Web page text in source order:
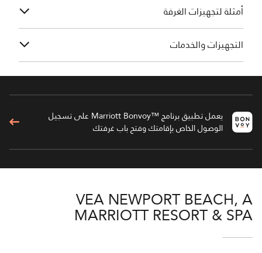
أمثلة لتجهيزات الغرفة
التجهيزات والخدمات
يعمل تطبيق برنامج ™Marriott Bonvoy على تسجيل
الوصول الخاص بإقامتك وفتح باب غرفتك
VEA NEWPORT BEACH, A
MARRIOTT RESORT & SPA